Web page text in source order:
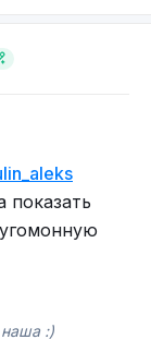
показать
наша :)